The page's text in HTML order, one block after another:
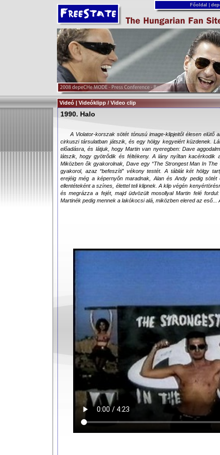
Főoldal
Videó | Videóklipp / Video clip
1990. Halo
A Violator-korszak sötét tónusú image-klipjeitől élesen elütő
cirkuszi társulatban játszik, és egy hölgy kegyeiért küzdenek.
előadásra, és látjuk, hogy Martin van nyeregben: Dave
látszik, hogy gyötrődik és féltékeny. A lány nyíltan kacérkodik
Miközben ők gyakorolnak, Dave egy “The Strongest Man In The
gyakorol, azaz “befeszíti” vékony testét. A táblát két hölgy
erejéig még a képernyőn maradnak, Alan és Andy pedig
ellentéteként a színes, élettel teli klipnek. A klip végén
és megrázza a fejét, majd üdvözült mosollyal Martin felé
Martinék pedig mennek a lakókocsi alá, miközben elered az